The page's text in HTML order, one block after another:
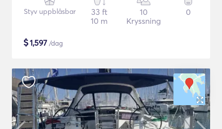
Styv uppblåsbar
33 ft
10 m
10
Kryssning
0
$1,597 /dag